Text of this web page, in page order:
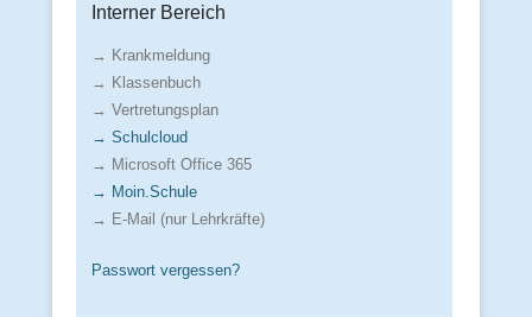
Interner Bereich
→ Krankmeldung
→ Klassenbuch
→ Vertretungsplan
→ Schulcloud
→ Microsoft Office 365
→ Moin.Schule
→ E-Mail (nur Lehrkräfte)
Passwort vergessen?